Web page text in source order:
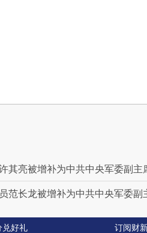
其亮被增补为中共中央军委副主
范长龙被增补为中共中央军委副
兑好礼 订阅财